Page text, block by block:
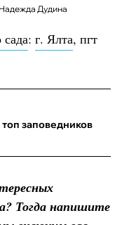
Дудина
сада: г. Ялта, пгт
заповедников
Тогда напишите